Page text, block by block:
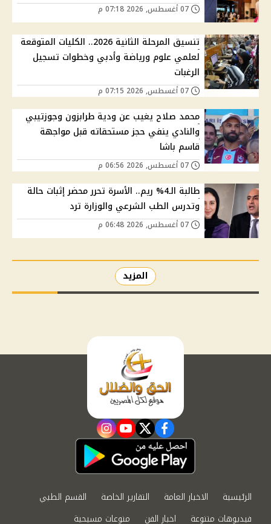
تنسيق المرحلة الثانية 2026.. الكليات المتوقعة
لعلمي علوم ورياضة وأدبي وخطوات تسجيل
الرغبات
محمد صلاح يغيب عن ودية طرابزون وجوزتيبي
والنادي ينفي حجز مستحقاته قبل مواجهة
قاسم باشا
طالبة الـ4% ريم.. الأسرة تحرر محضر إثبات حالة
وتدرس الطب الشرعي والوزارة ترد
المزيد
facebook
twitter
youtube
instagram
الرئيسية الاخبار العامة التقارير الخاصة
القسم الطبي
فيديوهات متنوعة
اخبار الفن منوعات مسيحية